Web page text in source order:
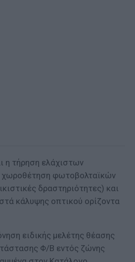
η τήρηση ελάχιστων
φωτοβολταϊκών
δραστηριότητες) και
κάλυψης οπτικού ορίζοντα
ειδικής μελέτης θέασης
Φ/Β εντός ζώνης